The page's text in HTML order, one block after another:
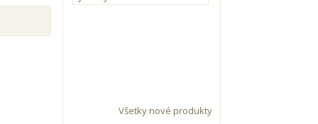
Všetky nové produkty